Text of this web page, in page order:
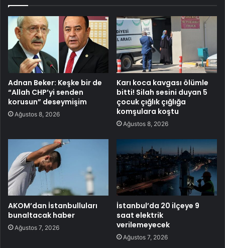
Adnan Beker: Keşke bir de
“Allah CHP’yi senden
korusun” deseymişim
Ağustos 8, 2026
Karı koca kavgası ölümle
bitti! Silah sesini duyan 5
çocuk çığlık çığlığa
komşulara koştu
Ağustos 8, 2026
AKOM’dan İstanbulluları
bunaltacak haber
Ağustos 7, 2026
İstanbul’da 20 ilçeye 9
saat elektrik
verilemeyecek
Ağustos 7, 2026